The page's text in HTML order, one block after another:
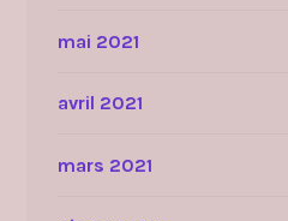
mai 2021
avril 2021
mars 2021